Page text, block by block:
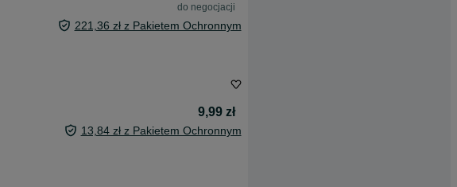
do negocjacji
221,36 zł z Pakietem Ochronnym
9,99 zł
13,84 zł z Pakietem Ochronnym